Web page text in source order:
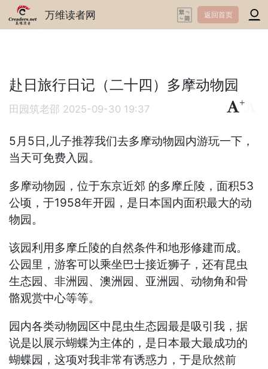
万维读者网 返回首页
赴日旅行日记（二十四）多摩动物园
田园筑老邵 2025-09-30 19:37
+
5月5日,儿子推荐我们去多摩动物园内游玩一下，
当天可免费入园。
多摩动物园，位于东京近郊 的多摩丘陵，面积53
公顷，于1958年开园，是日本国内面积最大的动
物园。
该园利用多摩丘陵的自然条件和地形修建而成。
公园里，游客可以乘坐巴士接近狮子，还有昆虫
生态园、非洲园、澳洲园、亚洲园、动物角和骨
骼观赏中心等等。
园内各类动物园区中昆虫生态园最是吸引我，据
说是以展示蝴蝶为主体的，是日本最大最成功的
蝴蝶园，这项对我非常有诱惑力，于是欣然前